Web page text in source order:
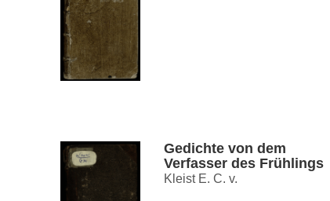
Gedichte von dem
Verfasser des Frühlings
Kleist E. C. v.